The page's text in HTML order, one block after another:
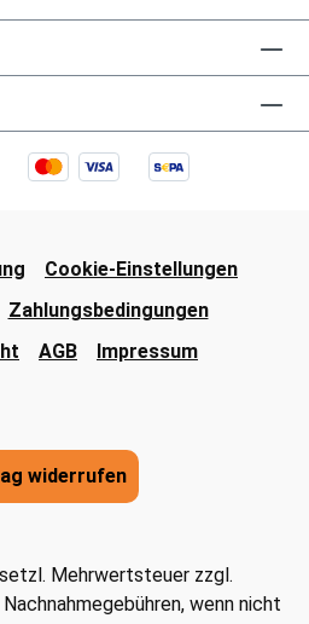
Cookie-Einstellungen
Zahlungsbedingungen
AGB Impressum
widerrufen
Mehrwertsteuer zzgl.
wenn nicht